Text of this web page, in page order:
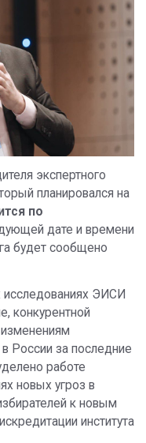
экспертного
планировался на
по
дате и времени
будет сообщено
исследованиях ЭИСИ
конкурентной
в России за последние
работе
новых угроз в
к новым
института